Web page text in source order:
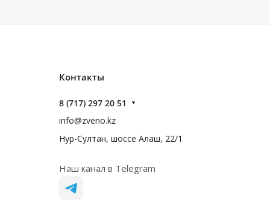
Контакты
8 (717) 297 20 51
info@zveno.kz
Нур-Султан, шоссе Алаш, 22/1
Наш канал в Telegram